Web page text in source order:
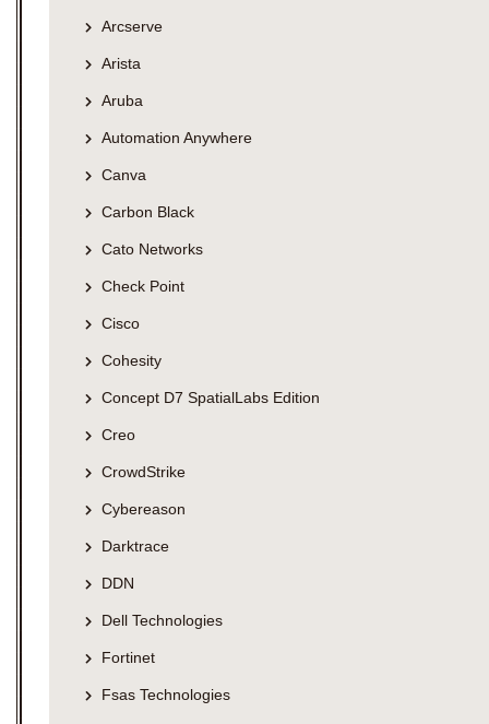
Arcserve
Arista
Aruba
Automation Anywhere
Canva
Carbon Black
Cato Networks
Check Point
Cisco
Cohesity
Concept D7 SpatialLabs Edition
Creo
CrowdStrike
Cybereason
Darktrace
DDN
Dell Technologies
Fortinet
Fsas Technologies